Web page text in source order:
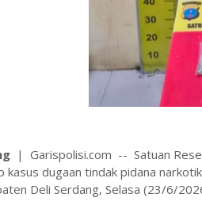
| Garispolisi.com -- Satuan
kasus dugaan tindak pidana
Deli Serdang, Selasa (23/6/